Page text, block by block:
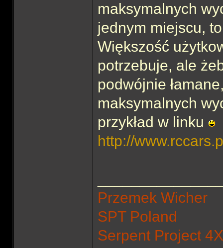
maksymalnych
jednym miejscu,
Większość
potrzebuje, ale
podwójnie
maksymalnych
przykład w linku
http://
Przemek Wicher
SPT Poland
Serpent Project 4X